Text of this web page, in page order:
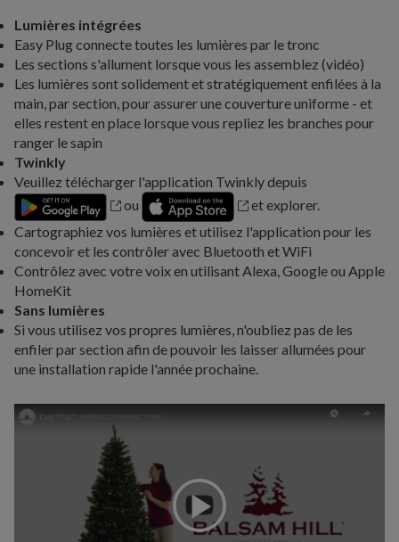
Lumières intégrées
Easy Plug connecte toutes les lumières par le tronc
Les sections s'allument lorsque vous les assemblez (vidéo)
Les lumières sont solidement et stratégiquement enfilées à la
main, par section, pour assurer une couverture uniforme - et
elles restent en place lorsque vous repliez les branches pour
ranger le sapin
Twinkly
Veuillez télécharger l'application Twinkly depuis
ou
et explorer.
Cartographiez vos lumières et utilisez l'application pour les
concevoir et les contrôler avec Bluetooth et WiFi
Contrôlez avec votre voix en utilisant Alexa, Google ou Apple
HomeKit
Sans lumières
Si vous utilisez vos propres lumières, n'oubliez pas de les
enfiler par section afin de pouvoir les laisser allumées pour
une installation rapide l'année prochaine.